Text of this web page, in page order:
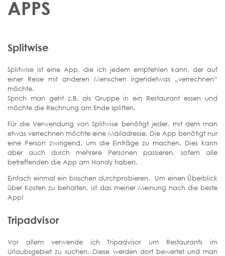
APPS
Splitwise
Splitwise ist eine App, die ich jedem empfehlen kann, der auf
einer Reise mit anderen Menschen irgendetwas „verrechnen“
möchte.
Sprich man geht z.B. als Gruppe in ein Restaurant essen und
möchte die Rechnung am Ende splitten.
Für die Verwendung von Splitwise benötigt jeder, mit dem man
etwas verrechnen möchte eine Mailadresse. Die App benötigt nur
eine Person zwingend, um die Einträge zu machen. Dies kann
aber auch durch mehrere Personen passieren, sofern alle
betreffenden die App am Handy haben.
Einfach einmal ein bisschen durchprobieren. Um einen Überblick
über Kosten zu behalten, ist das meiner Meinung nach die beste
App!
Tripadvisor
Vor allem verwende ich Tripadvisor um Restaurants im
Urlaubsgebiet zu suchen. Diese werden dort bewertet und man